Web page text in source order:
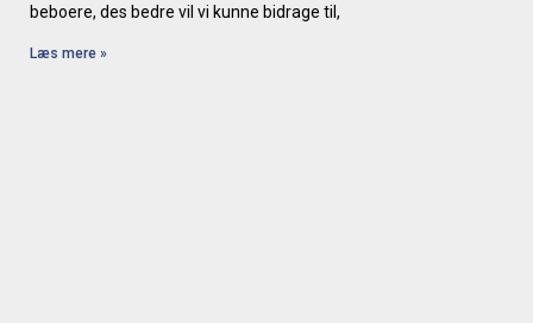
beboere, des bedre vil vi kunne bidrage til,
Læs mere »